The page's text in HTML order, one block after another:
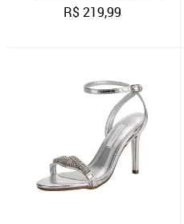
R$219,99